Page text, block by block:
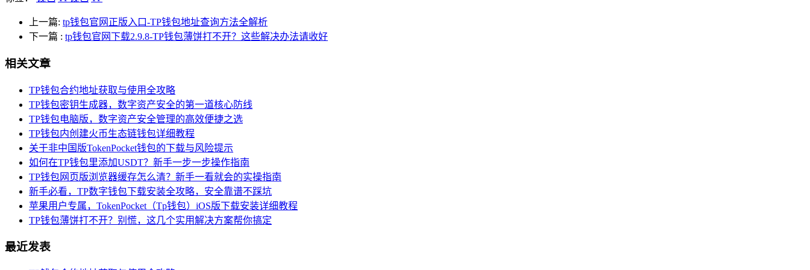
上一篇: tp钱包官网正版入口-TP钱包地址查询方法全解析
下一篇 : tp钱包官网下载2.9.8-TP钱包薄饼打不开？这些解决办法请收好
相关文章
TP钱包合约地址获取与使用全攻略
TP钱包密钥生成器，数字资产安全的第一道核心防线
TP钱包电脑版，数字资产安全管理的高效便捷之选
TP钱包内创建火币生态链钱包详细教程
关于非中国版TokenPocket钱包的下载与风险提示
如何在TP钱包里添加USDT？新手一步一步操作指南
TP钱包网页版浏览器缓存怎么清？新手一看就会的实操指南
新手必看，TP数字钱包下载安装全攻略，安全靠谱不踩坑
苹果用户专属，TokenPocket（Tp钱包）iOS版下载安装详细教程
TP钱包薄饼打不开？别慌，这几个实用解决方案帮你搞定
最近发表